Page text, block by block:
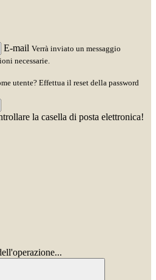
E-mail Verrà inviato un messaggio
necessarie.
utente? Effettua il reset della password
la casella di posta elettronica!